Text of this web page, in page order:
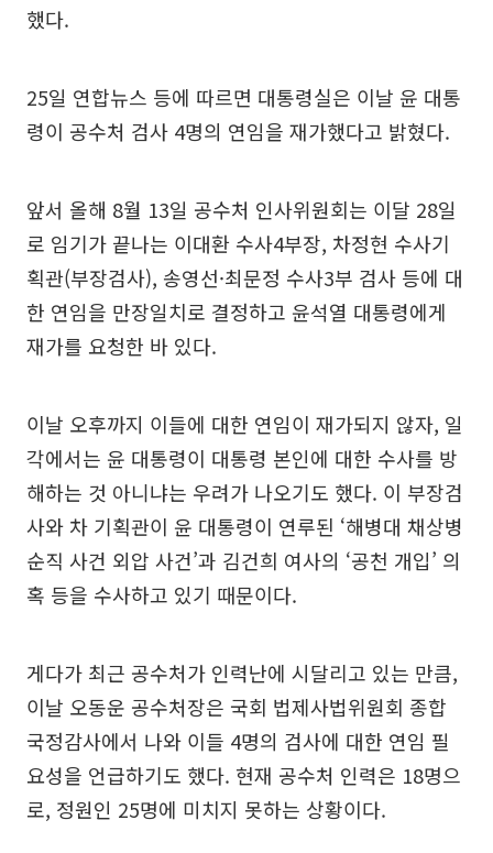
했다.
25일 연합뉴스 등에 따르면 대통령실은 이날 윤 대통
령이 공수처 검사 4명의 연임을 재가했다고 밝혔다.
앞서 올해 8월 13일 공수처 인사위원회는 이달 28일
로 임기가 끝나는 이대환 수사4부장, 차정현 수사기
획관(부장검사), 송영선·최문정 수사3부 검사 등에 대
한 연임을 만장일치로 결정하고 윤석열 대통령에게
재가를 요청한 바 있다.
이날 오후까지 이들에 대한 연임이 재가되지 않자, 일
각에서는 윤 대통령이 대통령 본인에 대한 수사를 방
해하는 것 아니냐는 우려가 나오기도 했다. 이 부장검
사와 차 기획관이 윤 대통령이 연루된 ‘해병대 채상병
순직 사건 외압 사건’과 김건희 여사의 ‘공천 개입’ 의
혹 등을 수사하고 있기 때문이다.
게다가 최근 공수처가 인력난에 시달리고 있는 만큼,
이날 오동운 공수처장은 국회 법제사법위원회 종합
국정감사에서 나와 이들 4명의 검사에 대한 연임 필
요성을 언급하기도 했다. 현재 공수처 인력은 18명으
로, 정원인 25명에 미치지 못하는 상황이다.